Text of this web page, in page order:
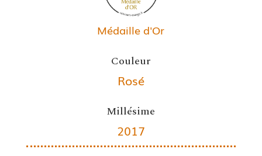
Médaille d'Or
Couleur
Rosé
Millésime
2017